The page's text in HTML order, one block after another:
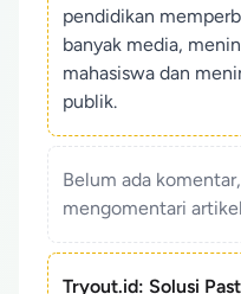
pendidikan
banyak media,
mahasiswa dan
publik.
Belum ada
mengomentari
Tryout.id: Solusi